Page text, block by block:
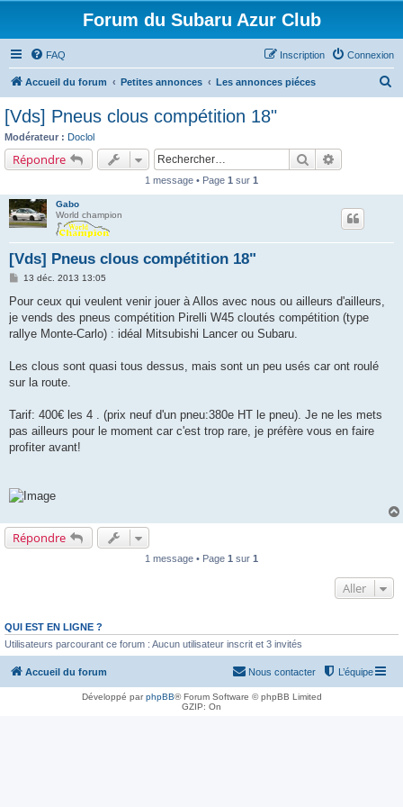
Forum du Subaru Azur Club
FAQ Connexion
Inscription
Accueil du forum Petites annonces Les annonces piéces
[Vds] Pneus clous compétition 18"
Modérateur : Doclol
Répondre Rechercher
1 message • Page 1 sur 1
Gabo
World champion
[Vds] Pneus clous compétition 18"
M
s
a
g
e
13 déc. 2013 13:05
Pour ceux qui veulent venir jouer à Allos avec nous ou ailleurs d'ailleurs,
je vends des pneus compétition Pirelli W45 cloutés compétition (type
rallye Monte-Carlo) : idéal Mitsubishi Lancer ou Subaru.
Les clous sont quasi tous dessus, mais sont un peu usés car ont roulé
sur la route.
Tarif: 400€ les 4 . (prix neuf d'un pneu:380e HT le pneu). Je ne les mets
pas ailleurs pour le moment car c'est trop rare, je préfère vous en faire
profiter avant!
Répondre
1 message • Page 1 sur 1
Aller
QUI EST EN LIGNE ?
Utilisateurs parcourant ce forum : Aucun utilisateur inscrit et 3 invités
Accueil du forum L’équipe
Nous contacter
Développé parphpBB® Forum Software © phpBB Limited
GZIP: On